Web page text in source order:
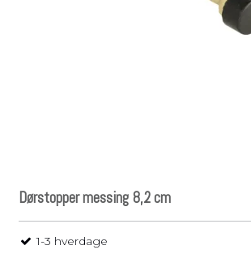
Dørstopper messing 8,2 cm
1-3 hverdage